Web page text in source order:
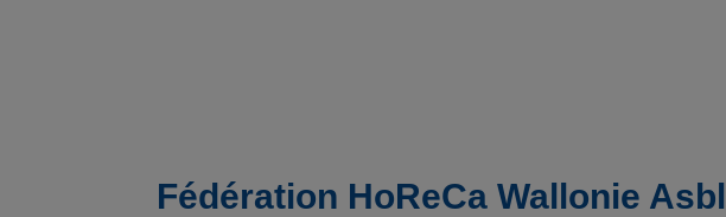
Fédération HoReCa Wallonie Asbl